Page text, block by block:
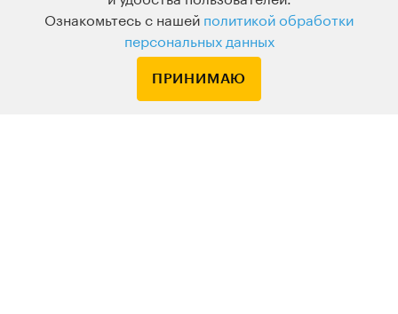
Есть из чего выбрать
До 10 разных
вебинаров в
день
Ознакомьтесь с нашей политикой обработки
персональных данных
ПРИНИМАЮ